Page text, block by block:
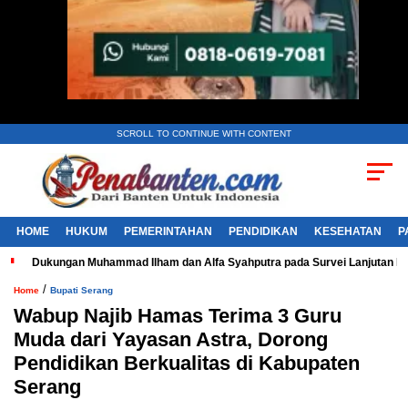
SCROLL TO CONTINUE WITH CONTENT
HOME HUKUM PEMERINTAHAN PENDIDIKAN KESEHATAN
Dukungan Muhammad Ilham dan Alfa Syahputra pada Survei Lanjutan
Home / Bupati Serang
Wabup Najib Hamas Terima 3 Guru
Muda dari Yayasan Astra, Dorong
Pendidikan Berkualitas di Kabupaten
Serang